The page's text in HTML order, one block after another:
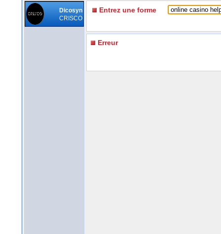
Dicosyn
CRISCO
Entrez une forme
Erreur